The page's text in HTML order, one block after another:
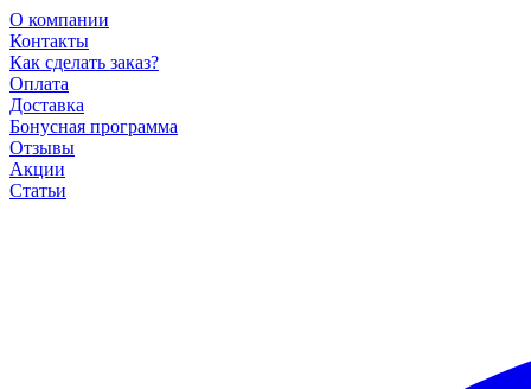
О компании
Контакты
Как сделать заказ?
Оплата
Доставка
Бонусная программа
Отзывы
Акции
Статьи